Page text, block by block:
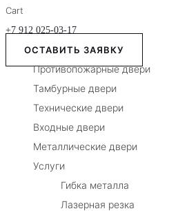
Cart
+7 912 025-03-17
ОСТАВИТЬ ЗАЯВКУ
Противопожарные двери
Тамбурные двери
Технические двери
Входные двери
Металлические двери
Услуги
Гибка металла
Лазерная резка